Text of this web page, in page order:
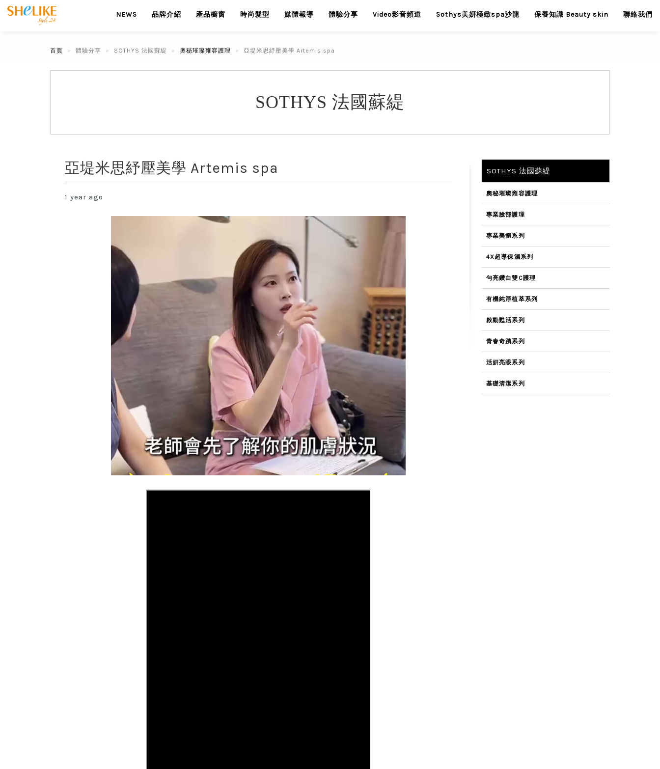
NEWS 品牌介紹 產品櫥窗 時尚髮型 媒體報導 體驗分享 Video影音頻道 Sothys美妍極緻spa沙龍 保養知識 Beauty skin 聯絡我們
首頁 體驗分享 SOTHYS 法國蘇緹 奧秘璀璨雍容護理 亞堤米思紓壓美學 Artemis spa
SOTHYS 法國蘇緹
亞堤米思紓壓美學 Artemis spa
1 year ago
SOTHYS 法國蘇緹
奧秘璀璨雍容護理
專業臉部護理
專業美體系列
4X超導保濕系列
勻亮鑽白雙C護理
有機純淨植萃系列
啟動甦活系列
青春奇蹟系列
活妍亮眼系列
基礎清潔系列